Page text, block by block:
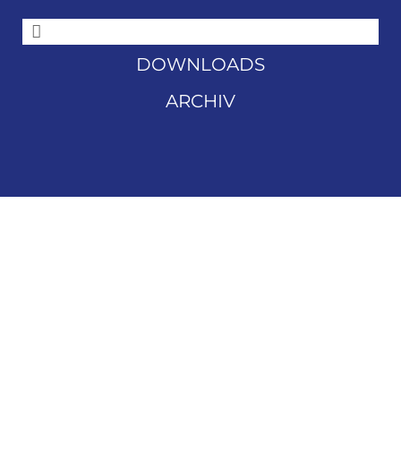
DOWNLOADS
ARCHIV